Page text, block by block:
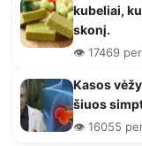
kubeliai,
skonį.
👁️ 17469
Kasos
šiuos
👁️ 16055